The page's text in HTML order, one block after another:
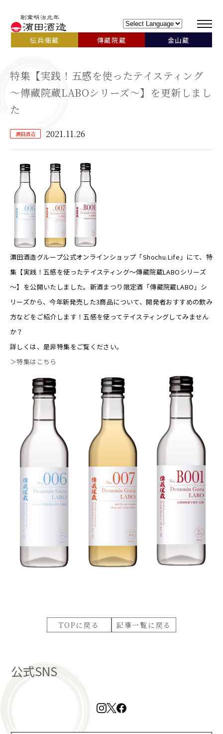
伝兵衛蔵 傳藏院蔵 金山蔵
特集【実践！五感を使ったテイスティング
～傳藏院蔵LABOシリーズ～】を更新しまし
た
濵田酒造 2021.11.26
濵田酒造グループ公式オンラインショップ「Shochu.Life」にて、特
集【実践！五感を使ったテイスティング～傳藏院蔵LABOシリーズ
～】を公開いたしました。新酒まつり限定酒「傳藏院蔵LABO」シ
リーズから、今年新発売した3商品について、開発者おすすめの飲み
方などをご紹介します！五感を使ってテイスティングしてみません
か？
詳しくは、是非特集をご覧ください。
＞特集はこちら
TOPに戻る 記事一覧に戻る
公式SNS